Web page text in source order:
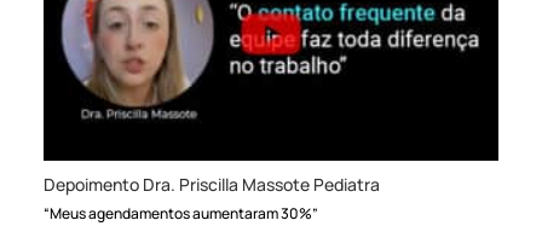
Depoimento Dra. Priscilla Massote Pediatra
“Meus agendamentos aumentaram 30%”